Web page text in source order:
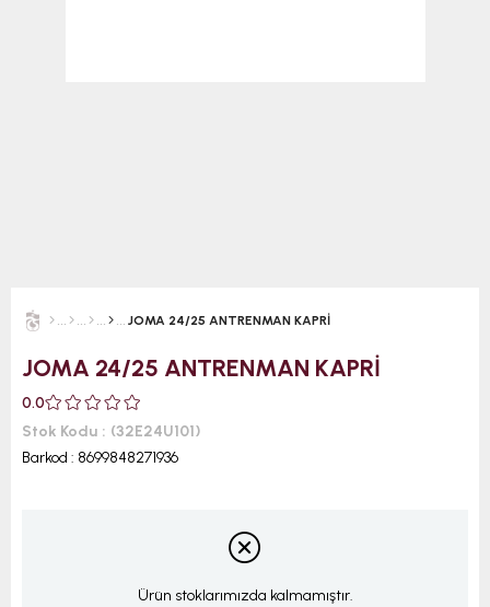
JOMA 24/25 ANTRENMAN KAPRİ
JOMA 24/25 ANTRENMAN KAPRİ
0.0
Stok Kodu
(32E24U101)
Barkod : 8699848271936
Ürün stoklarımızda kalmamıştır.